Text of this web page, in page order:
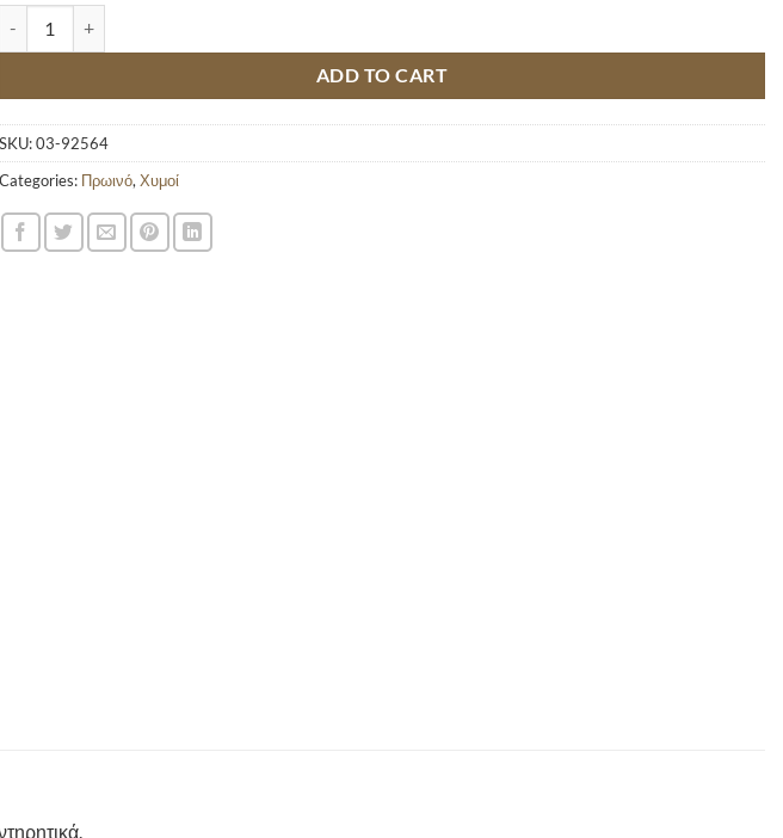
ADD TO CART
SKU:03-92564
Categories: Πρωινό, Χυμοί